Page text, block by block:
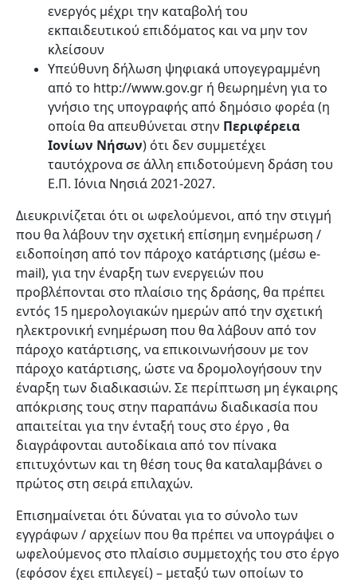
ενεργός μέχρι την καταβολή του
εκπαιδευτικού επιδόματος και να μην τον
κλείσουν
Υπεύθυνη δήλωση ψηφιακά υπογεγραμμένη
από το http://www.gov.gr ή θεωρημένη για το
γνήσιο της υπογραφής από δημόσιο φορέα (η
οποία θα απευθύνεται στην Περιφέρεια
Ιονίων Νήσων) ότι δεν συμμετέχει
ταυτόχρονα σε άλλη επιδοτούμενη δράση του
Ε.Π. Ιόνια Νησιά 2021-2027.
Διευκρινίζεται ότι οι ωφελούμενοι, από την στιγμή
που θα λάβουν την σχετική επίσημη ενημέρωση /
ειδοποίηση από τον πάροχο κατάρτισης (μέσω e-
mail), για την έναρξη των ενεργειών που
προβλέπονται στο πλαίσιο της δράσης, θα πρέπει
εντός 15 ημερολογιακών ημερών από την σχετική
ηλεκτρονική ενημέρωση που θα λάβουν από τον
πάροχο κατάρτισης, να επικοινωνήσουν με τον
πάροχο κατάρτισης, ώστε να δρομολογήσουν την
έναρξη των διαδικασιών. Σε περίπτωση μη έγκαιρης
απόκρισης τους στην παραπάνω διαδικασία που
απαιτείται για την ένταξή τους στο έργο , θα
διαγράφονται αυτοδίκαια από τον πίνακα
επιτυχόντων και τη θέση τους θα καταλαμβάνει ο
πρώτος στη σειρά επιλαχών.
Επισημαίνεται ότι δύναται για το σύνολο των
εγγράφων / αρχείων που θα πρέπει να υπογράψει ο
ωφελούμενος στο πλαίσιο συμμετοχής του στο έργο
(εφόσον έχει επιλεγεί) – μεταξύ των οποίων το